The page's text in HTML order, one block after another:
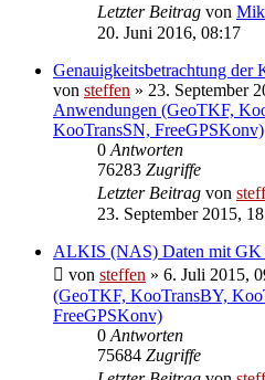
Letzter Beitrag von
20. Juni 2016, 08:17
Genauigkeitsbetrachtung der
von steffen » 23. September
Anwendungen (GeoTKF,
KooTransSN, FreeGPSKonv)
0 Antworten
76283 Zugriffe
Letzter Beitrag von
23. September 2015,
ALKIS (NAS) Daten mit GK
von steffen » 6. Juli 2015,
(GeoTKF, KooTransBY,
FreeGPSKonv)
0 Antworten
75684 Zugriffe